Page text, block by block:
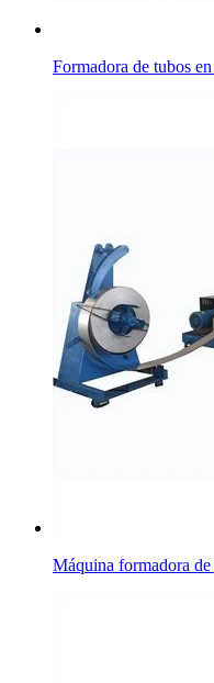
Formadora de tubos
Máquina formadora de